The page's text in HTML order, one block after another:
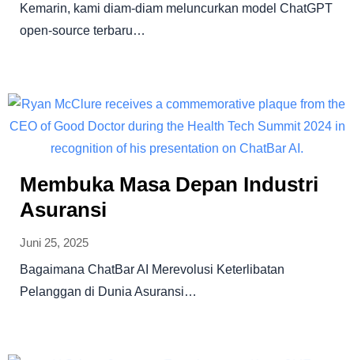
Kemarin, kami diam-diam meluncurkan model ChatGPT
open-source terbaru…
Membuka Masa Depan Industri
Asuransi
Juni 25, 2025
Bagaimana ChatBar AI Merevolusi Keterlibatan
Pelanggan di Dunia Asuransi…